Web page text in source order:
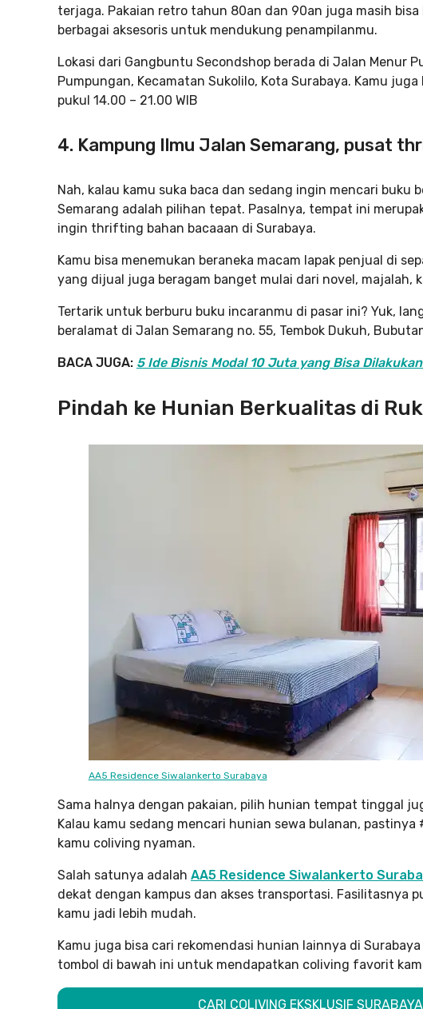
terjaga. Pakaian retro tahun 80an dan 90an juga masih
berbagai aksesoris untuk mendukung penampilanmu.
Lokasi dari Gangbuntu Secondshop berada di Jalan Menur
Pumpungan, Kecamatan Sukolilo, Kota Surabaya. Kamu
pukul 14.00 – 21.00 WIB
4. Kampung Ilmu Jalan Semarang, pusat
Nah, kalau kamu suka baca dan sedang ingin mencari buku
Semarang adalah pilihan tepat. Pasalnya, tempat ini
ingin thrifting bahan bacaaan di Surabaya.
Kamu bisa menemukan beraneka macam lapak penjual di
yang dijual juga beragam banget mulai dari novel, majalah,
Tertarik untuk berburu buku incaranmu di pasar ini? Yuk,
beralamat di Jalan Semarang no. 55, Tembok Dukuh,
BACA JUGA: 5 Ide Bisnis Modal 10 Juta yang Bisa
Pindah ke Hunian Berkualitas di
AA5 Residence Siwalankerto Surabaya
Sama halnya dengan pakaian, pilih hunian tempat tinggal
Kalau kamu sedang mencari hunian sewa bulanan,
kamu coliving nyaman.
Salah satunya adalah AA5 Residence Siwalankerto
dekat dengan kampus dan akses transportasi. Fasilitasnya
kamu jadi lebih mudah.
Kamu juga bisa cari rekomendasi hunian lainnya di
tombol di bawah ini untuk mendapatkan coliving favorit
CARI COLIVING EKSKLUSIF